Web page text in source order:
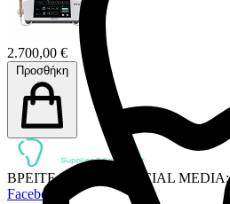
2.700,00 €
Προσθήκη
ΒΡΕΙΤΕ ΜΑΣ ΣΤΑ SOCIAL MEDIA:
Facebook